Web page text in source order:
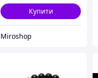
Купити
Miroshop